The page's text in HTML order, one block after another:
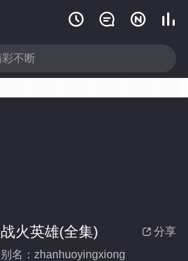
   
 分享
战火英雄(全集)
别名：zhanhuoyingxiong